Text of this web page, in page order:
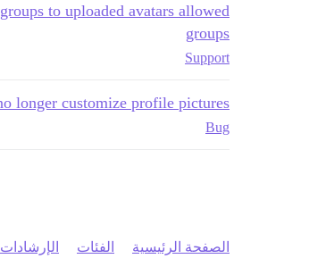
to uploaded avatars allowed
groups
Support
longer customize profile pictures
Bug
الصفحة الرئيسية الفئات الإرشادات